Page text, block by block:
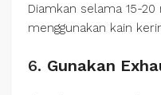
Diamkan selama 15-
menggunakan kain
6. Gunakan